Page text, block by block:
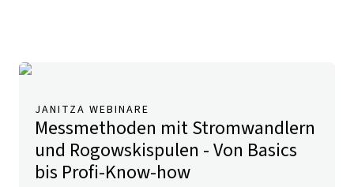
JANITZA WEBINARE
Messmethoden mit Stromwandlern
und Rogowskispulen - Von Basics
bis Profi-Know-how